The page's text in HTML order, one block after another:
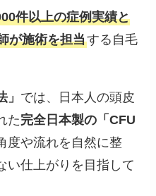
件以上の症例実績と
が施術を担当する自毛
では、日本人の頭皮
た完全日本製の「CFU
度や流れを自然に整
い仕上がりを目指して